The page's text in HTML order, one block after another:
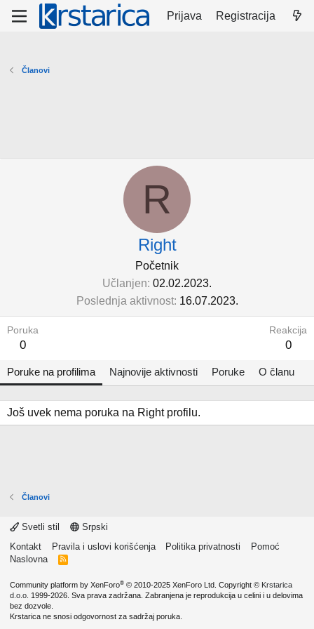
Prijava Registracija
Članovi
R
Right
Početnik
Učlanjen 02.02.2023.
Poslednja aktivnost 16.07.2023.
Poruka
0
Reakcija
0
Poruke na profilima Najnovije aktivnosti Poruke O članu
Još uvek nema poruka na Right profilu.
Članovi
Svetli stil
Srpski
Kontakt
Pravila i uslovi korišćenja Politika privatnosti
Pomoć
Naslovna
R
Community platform by XenForo® © 2010-2025 XenForo Ltd. Copyright © Krstarica
d.o.o. 1999-2026. Sva prava zadržana. Zabranjena je reprodukcija u celini i u delovima
bez dozvole.
Krstarica ne snosi odgovornost za sadržaj poruka.